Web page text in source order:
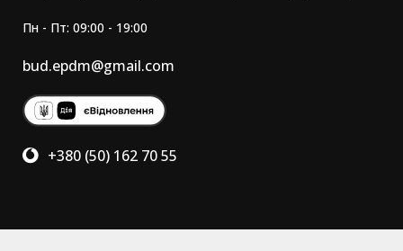
+380 (50) 162 70 55
Пн - Пт: 09:00 - 19:00
bud.epdm@gmail.com